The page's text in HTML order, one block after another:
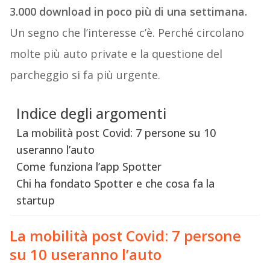
3.000 download in poco più di una settimana.
Un segno che l’interesse c’è. Perché circolano
molte più auto private e la questione del
parcheggio si fa più urgente.
Indice degli argomenti
La mobilità post Covid: 7 persone su 10
useranno l’auto
Come funziona l’app Spotter
Chi ha fondato Spotter e che cosa fa la
startup
La mobilità post Covid: 7 persone
su 10 useranno l’auto